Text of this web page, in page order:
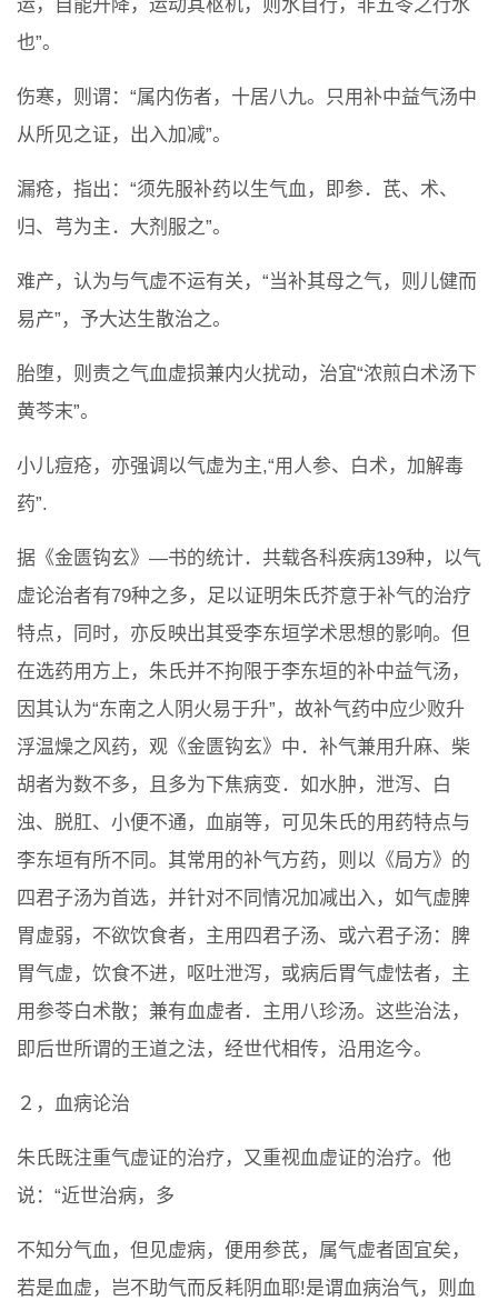
运，自能升降，运动其枢机，则水自行，非五苓之行水
也”。
伤寒，则谓：“属内伤者，十居八九。只用补中益气汤中
从所见之证，出入加减”。
漏疮，指出：“须先服补药以生气血，即参．芪、术、
归、芎为主．大剂服之”。
难产，认为与气虚不运有关，“当补其母之气，则儿健而
易产”，予大达生散治之。
胎堕，则责之气血虚损兼内火扰动，治宜“浓煎白术汤下
黄芩末”。
小儿痘疮，亦强调以气虚为主,“用人参、白术，加解毒
药”.
据《金匮钩玄》—书的统计．共载各科疾病139种，以气
虚论治者有79种之多，足以证明朱氏芥意于补气的治疗
特点，同时，亦反映出其受李东垣学术思想的影响。但
在选药用方上，朱氏并不拘限于李东垣的补中益气汤，
因其认为“东南之人阴火易于升”，故补气药中应少败升
浮温燥之风药，观《金匮钩玄》中．补气兼用升麻、柴
胡者为数不多，且多为下焦病变．如水肿，泄泻、白
浊、脱肛、小便不通，血崩等，可见朱氏的用药特点与
李东垣有所不同。其常用的补气方药，则以《局方》的
四君子汤为首选，并针对不同情况加减出入，如气虚脾
胃虚弱，不欲饮食者，主用四君子汤、或六君子汤：脾
胃气虚，饮食不进，呕吐泄泻，或病后胃气虚怯者，主
用参苓白术散；兼有血虚者．主用八珍汤。这些治法，
即后世所谓的王道之法，经世代相传，沿用迄今。
２，血病论治
朱氏既注重气虚证的治疗，又重视血虚证的治疗。他
说：“近世治病，多
不知分气血，但见虚病，便用参芪，属气虚者固宜矣，
若是血虚，岂不助气而反耗阴血耶!是谓血病治气，则血